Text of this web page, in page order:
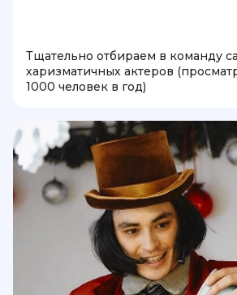
Тщательно отбираем в команду
харизматичных актеров
1000 человек в год)